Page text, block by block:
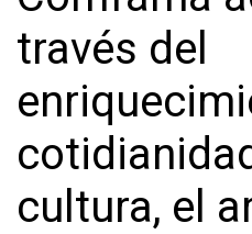
ayuda
a
navegación
través del
cultura, el